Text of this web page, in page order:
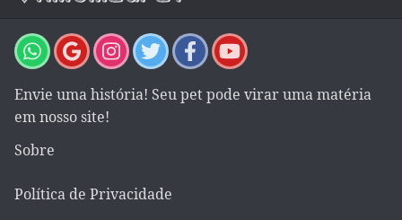
Envie uma história! Seu pet pode virar uma matéria
em nosso site!
Sobre
Política de Privacidade